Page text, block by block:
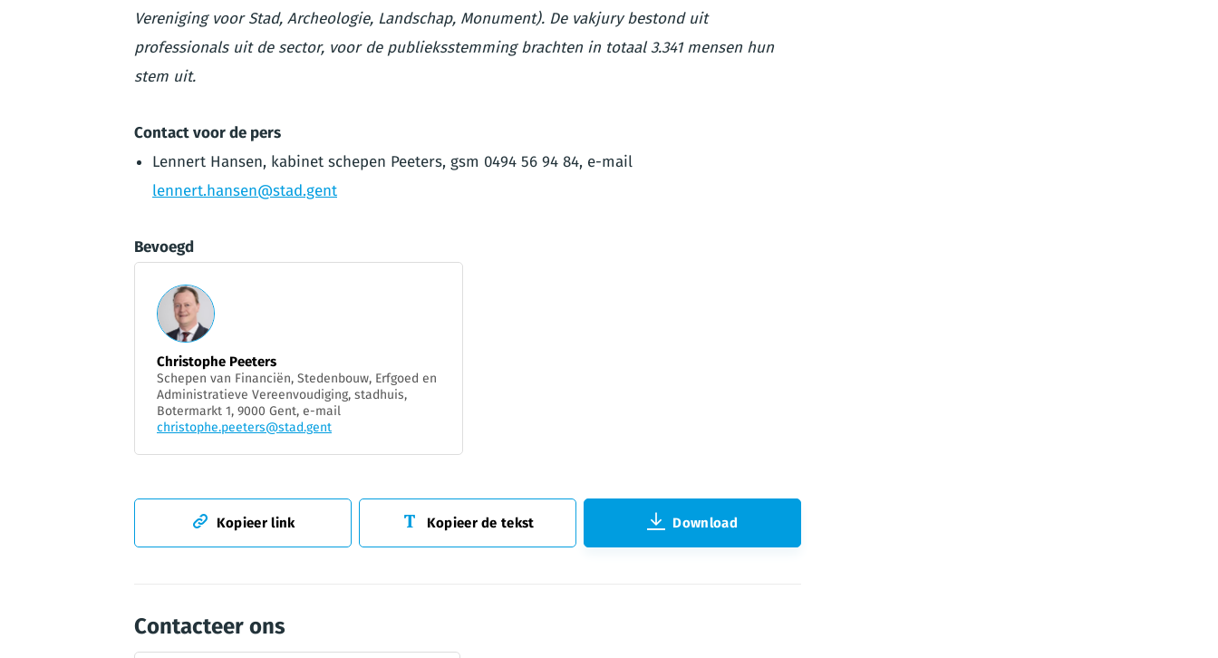
Vereniging voor Stad, Archeologie, Landschap, Monument). De vakjury bestond uit
professionals uit de sector, voor de publieksstemming brachten in totaal 3.341 mensen hun
stem uit.
Contact voor de pers
Lennert Hansen, kabinet schepen Peeters, gsm 0494 56 94 84, e-mail
lennert.hansen@stad.gent
Bevoegd
Christophe Peeters
Schepen van Financiën, Stedenbouw, Erfgoed en
Administratieve Vereenvoudiging, stadhuis,
Botermarkt 1, 9000 Gent, e-mail
christophe.peeters@stad.gent
Kopieer link Kopieer de tekst Download
Contacteer ons